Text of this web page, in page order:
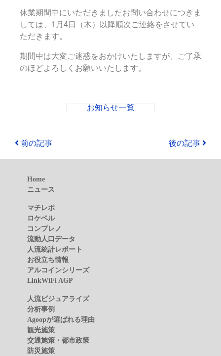
休業期間中にいただきましたお問い合わせにつきま
しては、1月4日（木）以降順次ご連絡をさせてい
ただきます。
期間中は大変ご迷惑をおかけいたしますが、ご了承
のほどよろしくお願いいたします。
お知らせ一覧
前の記事 後の記事
Home
ニュース
マチレポ
ロケベル
コンプレノ
流動人口データ
人流統計レポート
お役立ち情報
アルコインシリーズ
LinkWiFi AGP
人流ビジュアライズ
分析事例
Agoopが選ばれる理由
観光施策
交通施策・都市政策
防災施策